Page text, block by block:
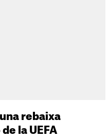
rebaixa
la UEFA